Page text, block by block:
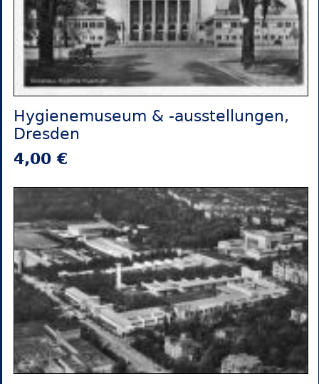
Hygienemuseum & -ausstellungen,
Dresden
4,00 €